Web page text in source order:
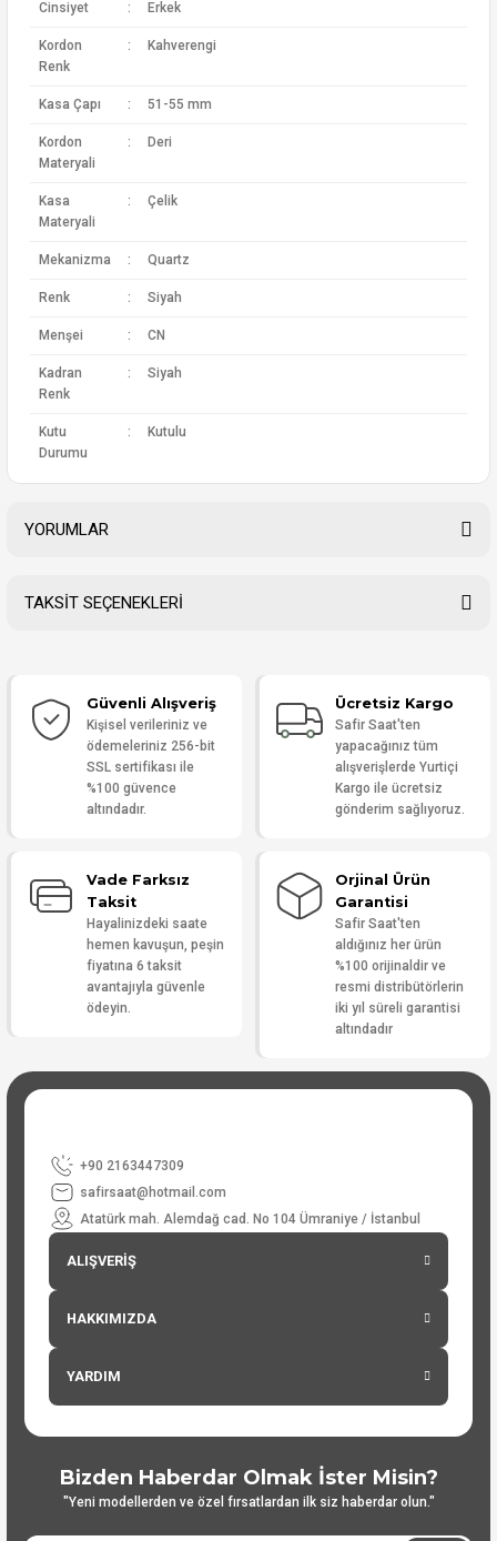
Cinsiyet : Erkek
Kordon
Renk
: Kahverengi
Kasa Çapı : 51-55 mm
Kordon
Materyali
: Deri
Kasa
Materyali
: Çelik
Mekanizma : Quartz
Renk : Siyah
Menşei : CN
Kadran
Renk
: Siyah
Kutu
Durumu
: Kutulu
YORUMLAR
Yorum Yaz
TAKSİT SEÇENEKLERİ
Güvenli Alışveriş
Kişisel verileriniz ve
ödemeleriniz 256-bit
SSL sertifikası ile
%100 güvence
altındadır.
Ücretsiz Kargo
Safir Saat'ten
yapacağınız tüm
alışverişlerde Yurtiçi
Kargo ile ücretsiz
gönderim sağlıyoruz.
Vade Farksız
Taksit
Hayalinizdeki saate
hemen kavuşun, peşin
fiyatına 6 taksit
avantajıyla güvenle
ödeyin.
Orjinal Ürün
Garantisi
Safir Saat'ten
aldığınız her ürün
%100 orijinaldir ve
resmi distribütörlerin
iki yıl süreli garantisi
altındadır
+90 2163447309
safirsaat@hotmail.com
Atatürk mah. Alemdağ cad. No 104 Ümraniye / İstanbul
ALIŞVERİŞ
HAKKIMIZDA
YARDIM
Bizden Haberdar Olmak İster Misin?
"Yeni modellerden ve özel fırsatlardan ilk siz haberdar olun."